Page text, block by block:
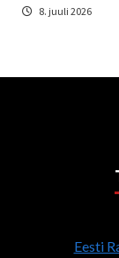
8. juuli 2026
Eesti